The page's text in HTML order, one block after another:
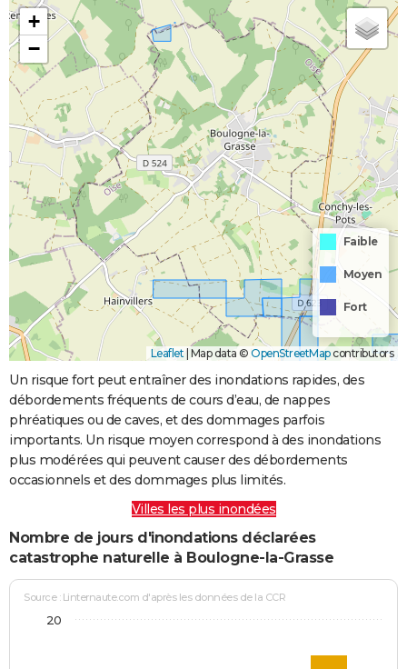
+
−
Faible
Moyen
Fort
Leaflet | Map data © OpenStreetMapcontributors
Un risque fort peut entraîner des inondations rapides, des
débordements fréquents de cours d’eau, de nappes
phréatiques ou de caves, et des dommages parfois
importants. Un risque moyen correspond à des inondations
plus modérées qui peuvent causer des débordements
occasionnels et des dommages plus limités.
Villes les plus inondées
Nombre de jours d'inondations déclarées
catastrophe naturelle à Boulogne-la-Grasse
Source : Linternaute.com d'après les données de la CCR
20